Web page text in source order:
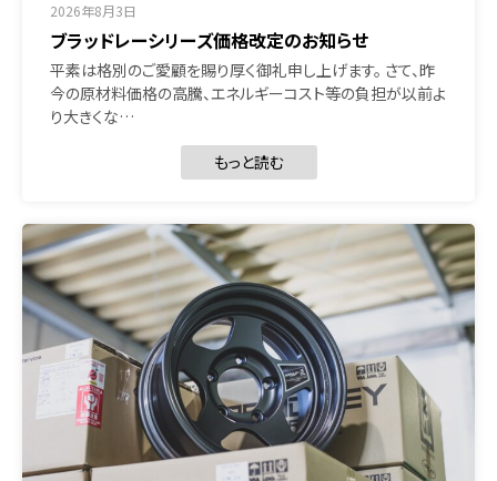
2026年8月3日
ブラッドレーシリーズ価格改定のお知らせ
平素は格別のご愛顧を賜り厚く御礼申し上げます。 さて、昨
今の原材料価格の高騰、エネルギーコスト等の負担が以前よ
り大きくな…
もっと読む